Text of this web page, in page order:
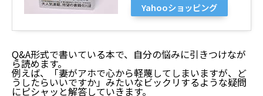
Yahooショッピング
Q&A形式で書いている本で、自分の悩みに引きつけなが
ら読めます。
例えば、「妻がアホで心から軽蔑してしまいますが、ど
うしたらいいですか」みたいなビックリするような疑問
にピシャッと解答していきます。